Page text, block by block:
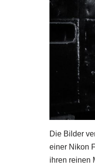
Die Bilder
einer Nikon
ihren reinen